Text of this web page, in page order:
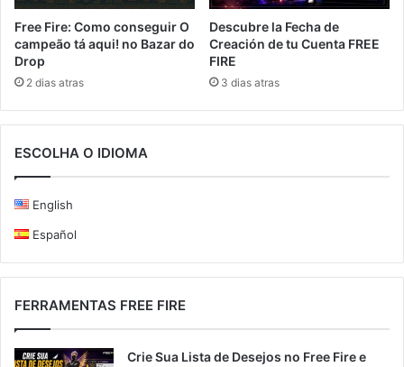
Free Fire: Como conseguir O
campeão tá aqui! no Bazar do
Drop
2 dias atras
Descubre la Fecha de
Creación de tu Cuenta FREE
FIRE
3 dias atras
ESCOLHA O IDIOMA
English
Español
FERRAMENTAS FREE FIRE
Crie Sua Lista de Desejos no Free Fire e